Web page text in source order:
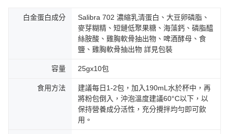
白金蛋白成分
Salibra 702 濃縮乳清蛋白、大豆卵磷脂、
麥芽糊精、短鏈低聚果糖、海藻鈣、磷脂醯
絲胺酸、雞胸軟骨抽出物、啤酒酵母、食
鹽、雞胸軟骨抽出物 詳見包裝
容量 25gx10包
食用方法
建議每日1-2包，加入190mL水於杯中，再
將粉包倒入，沖泡溫度建議60°C以下，以
保持營養成分活性，充分攪拌均勻即可飲
用。